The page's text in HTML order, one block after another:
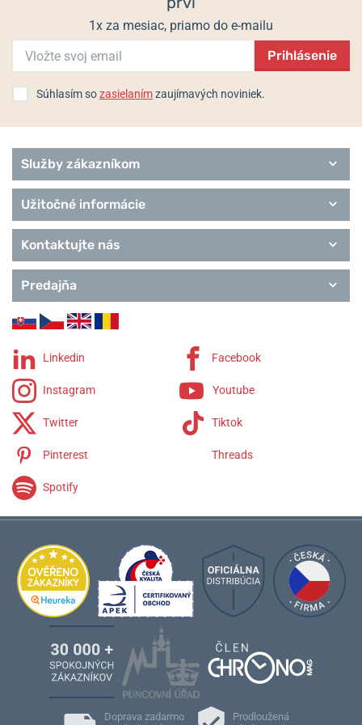
Remienky Traser
1x za mesiac, priamo do e-mailu
Prihlásenie
Súhlasím sozasielanímzaujímavých noviniek.
Služby zákazníkom
Užitočné informácie
Kontaktujte nás
Predajňa
Linkedin Facebook
Instagram Youtube
Twitter Tiktok
Pinterest Threads
Spotify
Doprava zadarmo
Prodloužená